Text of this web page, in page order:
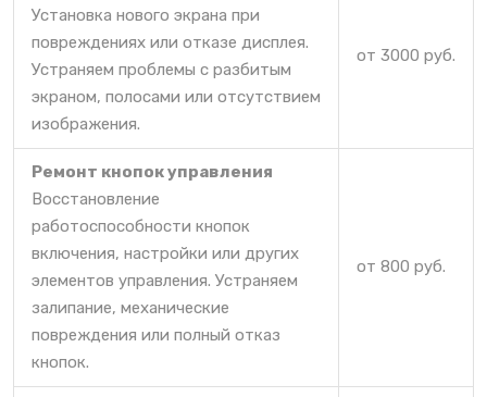
Установка нового экрана при
повреждениях или отказе дисплея.
Устраняем проблемы с разбитым
экраном, полосами или отсутствием
изображения.
от 3000 руб.
Ремонт кнопок управления
Восстановление
работоспособности кнопок
включения, настройки или других
элементов управления. Устраняем
залипание, механические
повреждения или полный отказ
кнопок.
от 800 руб.